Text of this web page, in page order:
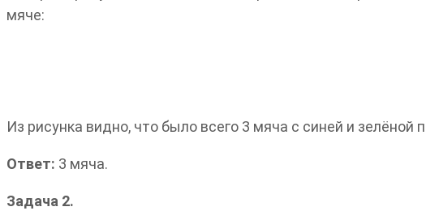
мяче:
Из рисунка видно, что было всего 3 мяча с синей и зелёной
Ответ: 3 мяча.
Задача 2.